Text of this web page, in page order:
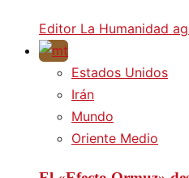
Editor La Humanidad
Estados Unidos
Irán
Mundo
Oriente Medio